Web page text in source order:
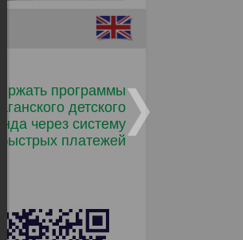
программы
Таганского детского
через систему
быстрых платежей